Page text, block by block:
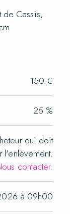
de Cassis,
150 €
25
qui doit
l'enlèvement.
contacter.
à 09h00